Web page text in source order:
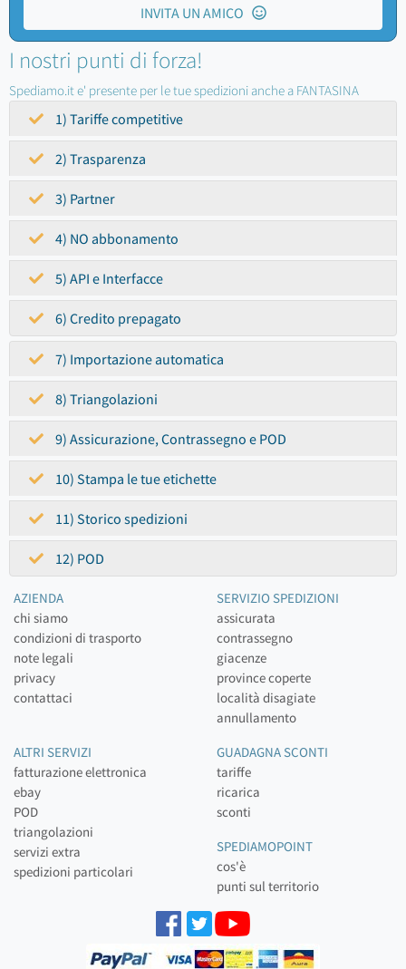
INVITA UN AMICO
I nostri punti di forza!
Spediamo.it e' presente per le tue spedizioni anche a FANTASINA
1) Tariffe competitive
2) Trasparenza
3) Partner
4) NO abbonamento
5) API e Interfacce
6) Credito prepagato
7) Importazione automatica
8) Triangolazioni
9) Assicurazione, Contrassegno e POD
10) Stampa le tue etichette
11) Storico spedizioni
12) POD
AZIENDA
chi siamo
condizioni di trasporto
note legali
privacy
contattaci
SERVIZIO SPEDIZIONI
assicurata
contrassegno
giacenze
province coperte
località disagiate
annullamento
ALTRI SERVIZI
fatturazione elettronica
ebay
POD
triangolazioni
servizi extra
spedizioni particolari
GUADAGNA SCONTI
tariffe
ricarica
sconti
SPEDIAMOPOINT
cos'è
punti sul territorio